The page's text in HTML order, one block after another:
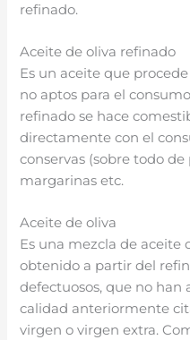
refinado.
Aceite de oliva refinado
Es un aceite que
no aptos para el
refinado se hace
directamente con el
conservas (sobre todo
margarinas etc.
Aceite de oliva
Es una mezcla de aceite
obtenido a partir del
defectuosos, que no han
calidad anteriormente
virgen o virgen extra.